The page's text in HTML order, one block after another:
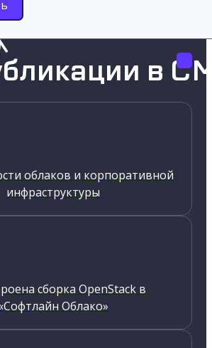
в
облаков и корпоративной
инфраструктуры
сборка OpenStack в
Облако»